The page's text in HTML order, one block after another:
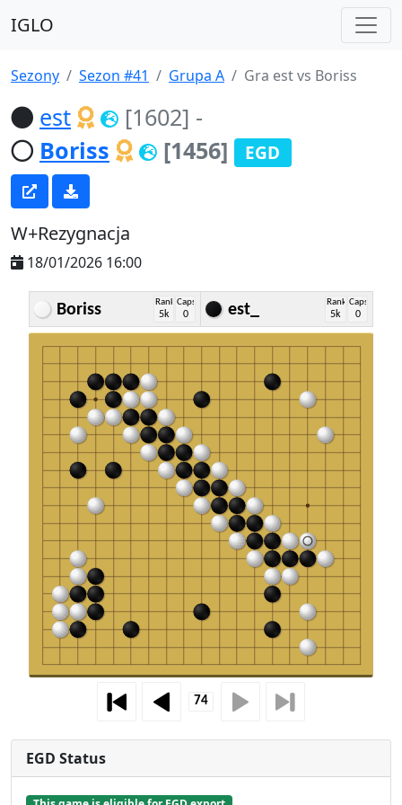
IGLO
Sezony Sezon #41 Grupa A Gra est vs Boriss
est [1602] -
Boriss
[1456] EGD
W+Rezygnacja
18/01/2026 16:00
Boriss Rank
5k
Caps
0 est_ Rank
5k
Caps
0
EGD Status